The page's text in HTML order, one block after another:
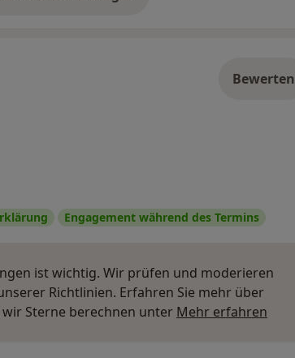
Bewerten
Engagement während des Termins
ist wichtig. Wir prüfen und moderieren
Richtlinien. Erfahren Sie mehr über
Sterne berechnen unter Mehr erfahren